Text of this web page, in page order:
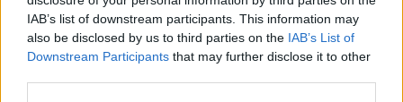
IAB’s list of downstream participants. This information may
also be disclosed by us to third parties on the IAB’s List of
Downstream Participants that may further disclose it to other
Δες κι αυτό…